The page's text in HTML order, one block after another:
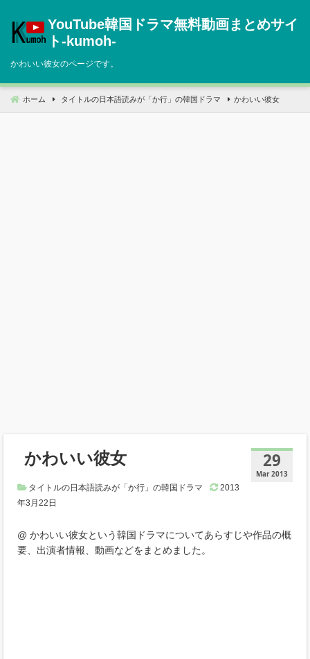
へ
動
YouTube韓国ドラマ無料動画まとめサイ
ト‐kumoh‐
かわいい彼女のページです。
ホーム タイトルの日本語読みが「か行」の韓国ドラマ かわいい彼女
29
Mar 2013
かわいい彼女
タイトルの日本語読みが「か行」の韓国ドラマ
2013
年3月22日
@ かわいい彼女という韓国ドラマについてあらすじや作品の概
要、出演者情報、動画などをまとめました。